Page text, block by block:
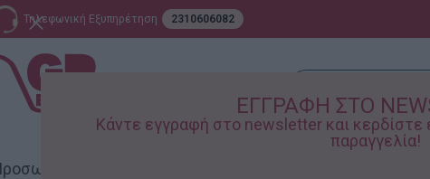
ΕΓΓΡΑΦΗ ΣΤΟ
Κάντε εγγραφή στο newsletter και
παραγγελία!
Τηλεφωνική Εξυπηρέτηση 2310606082
Φροντίδα